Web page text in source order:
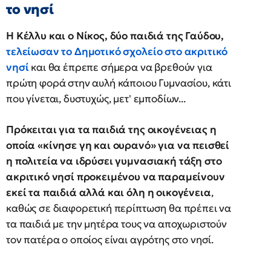
το νησί
Η Κέλλυ και ο Νίκος, δύο παιδιά της Γαύδου,
τελείωσαν το Δημοτικό σχολείο στο ακριτικό
νησίκαι θα έπρεπε σήμερα να βρεθούν για
πρώτη φορά στην αυλή κάποιου Γυμνασίου, κάτι
που γίνεται, δυστυχώς, μετ' εμποδίων...
Πρόκειται για τα παιδιά της οικογένειας η
οποία «κίνησε γη και ουρανό» για να πεισθεί
η πολιτεία να ιδρύσει γυμνασιακή τάξη στο
ακριτικό νησί προκειμένου να παραμείνουν
εκεί τα παιδιά αλλά και όλη η οικογένεια,
καθώς σε διαφορετική περίπτωση θα πρέπει να
τα παιδιά με την μητέρα τους να αποχωριστούν
τον πατέρα ο οποίος είναι αγρότης στο νησί.